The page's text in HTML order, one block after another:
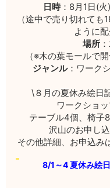
日時：8月1日(
（途中で売り切れて
ように
場所
（※木の葉モールで
ジャンル：ワーク
\８月の夏休み絵日
ワークショ
テーブル4個、椅子
沢山のお申し
その他詳細、お申込み
8/1～4 夏休み絵